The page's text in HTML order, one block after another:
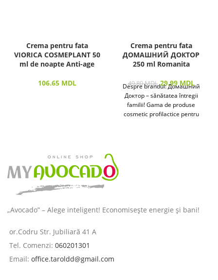
Crema pentru fata
VIORICA COSMEPLANT 50
ml de noapte Anti-age
106.65 MDL
Crema pentru fata
ДОМАШНИЙ ДОКТОР
250 ml Romanita
49.80MDL 29.99 MDL
Despre brandul: Домашний
Доктор – sănătatea întregii
familii! Gama de produse
cosmetic profilactice pentru
„Avocado” – Alege inteligent! Economisește energie și bani!
or.Codru Str. Jubiliară 41 A
Tel. Comenzi: 060201301
Email: office.taroldd@gmail.com